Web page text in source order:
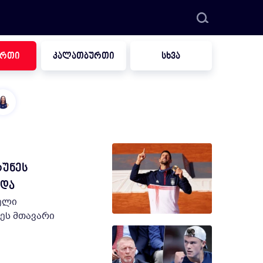
კალათბურთი სხვა
და
მიღწევა
მთავარი